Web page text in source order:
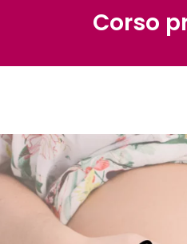
Corso